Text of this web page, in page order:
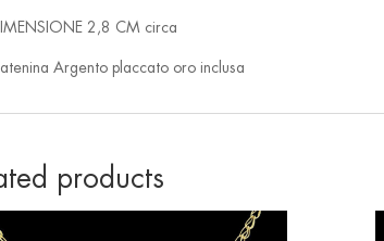
2,8 CM circa
Argento placcato oro inclusa
products